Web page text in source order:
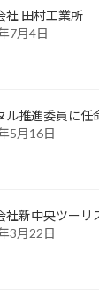
社 田村工業所
7月4日
ル推進委員に任
5月16日
社新中央ツーリ
3月22日